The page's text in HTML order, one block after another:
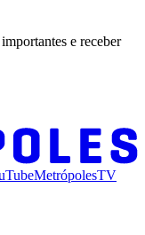
e receber
MetrópolesTV